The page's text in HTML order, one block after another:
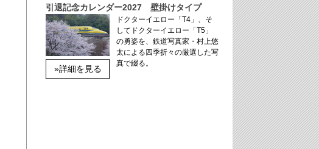
引退記念カレンダー2027 壁掛けタイプ
»詳細を見る
ドクターイエロー「T4」、そ
してドクターイエロー「T5」
の勇姿を、鉄道写真家・村上悠
太による四季折々の厳選した写
真で綴る。